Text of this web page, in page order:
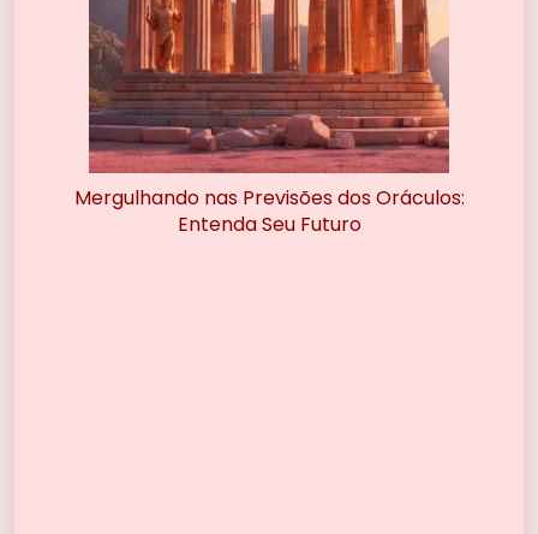
Mergulhando nas Previsões dos Oráculos:
Entenda Seu Futuro